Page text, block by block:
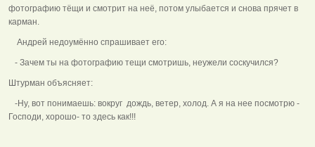
фотографию тёщи и смотрит на неё, потом улыбается и снова прячет в
карман.
Андрей недоумённо спрашивает его:
- Зачем ты на фотографию тещи смотришь, неужели соскучился?
Штурман объясняет:
-Ну, вот понимаешь: вокруг дождь, ветер, холод. А я на нее посмотрю -
Господи, хорошо- то здесь как!!!